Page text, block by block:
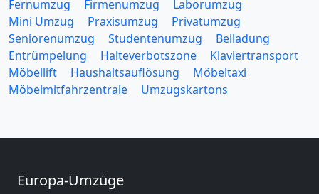
Fernumzug Firmenumzug
Laborumzug
Mini Umzug
Praxisumzug
Privatumzug
Seniorenumzug
Studentenumzug
Beiladung
Entrümpelung
Halteverbotszone
Klaviertransport
Möbellift
Haushaltsauflösung
Möbeltaxi
Möbelmitfahrzentrale
Umzugskartons
Europa-Umzüge